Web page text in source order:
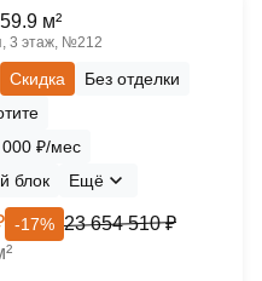
м²
3 этаж, №212
Скидка
Без отделки
000 ₽/мес
блок
Ещё
-17% 23 654 510 ₽